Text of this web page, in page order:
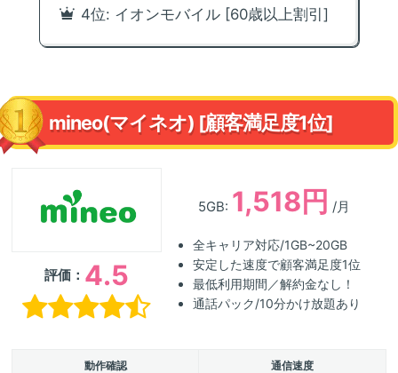
4位: イオンモバイル [60歳以上割引]
mineo(マイネオ) [顧客満足度1位]
評価： 4.5
5GB: 1,518円 /月
全キャリア対応/1GB~20GB
安定した速度で顧客満足度1位
最低利用期間／解約金なし！
通話パック/10分かけ放題あり
動作確認 通信速度